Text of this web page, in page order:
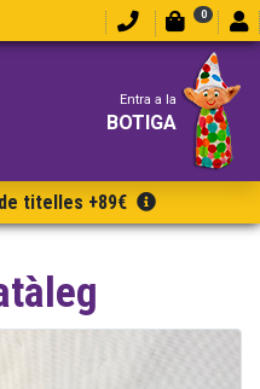
0
Entra a la
BOTIGA
titelles +89€